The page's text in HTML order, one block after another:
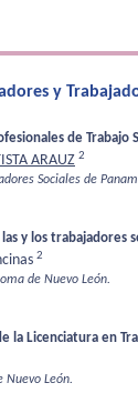
y
de Trabajo
ARAUZ 2
Sociales de
y los trabajadores
2
de Nuevo León.
la Licenciatura en
Nuevo León.